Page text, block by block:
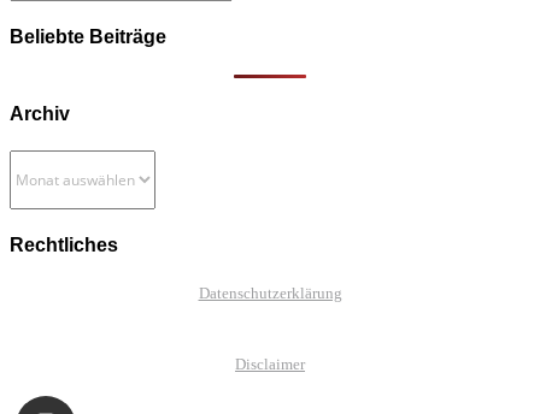
Beliebte Beiträge
Archiv
Archiv
Rechtliches
Datenschutzerklärung
Disclaimer